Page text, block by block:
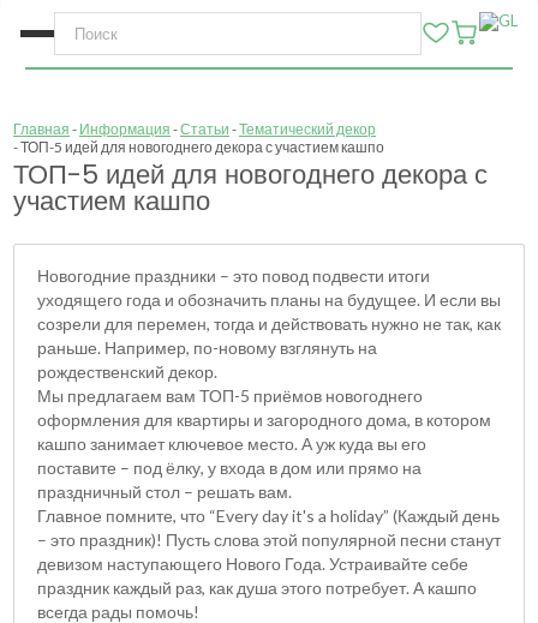
Главная Информация Статьи Тематический декор
ТОП-5 идей для новогоднего декора с участием кашпо
ТОП-5 идей для новогоднего декора с
участием кашпо
Новогодние праздники – это повод подвести итоги
уходящего года и обозначить планы на будущее. И если вы
созрели для перемен, тогда и действовать нужно не так, как
раньше. Например, по-новому взглянуть на
рождественский декор.
Мы предлагаем вам ТОП-5 приёмов новогоднего
оформления для квартиры и загородного дома, в котором
кашпо занимает ключевое место. А уж куда вы его
поставите – под ёлку, у входа в дом или прямо на
праздничный стол – решать вам.
Главное помните, что “Every day it's a holiday” (Каждый день
– это праздник)! Пусть слова этой популярной песни станут
девизом наступающего Нового Года. Устраивайте себе
праздник каждый раз, как душа этого потребует. А кашпо
всегда рады помочь!